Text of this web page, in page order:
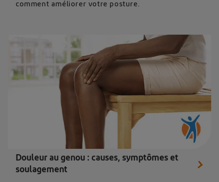
comment améliorer votre posture.
Douleur au genou : causes, symptômes et
soulagement